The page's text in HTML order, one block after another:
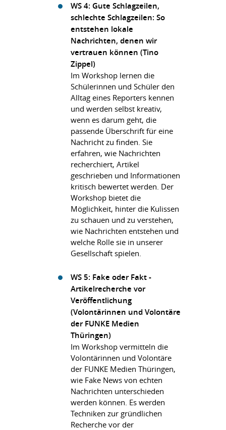
WS 4: Gute Schlagzeilen,
schlechte Schlagzeilen: So
entstehen lokale
Nachrichten, denen wir
vertrauen können (Tino
Zippel)
Im Workshop lernen die
Schülerinnen und Schüler den
Alltag eines Reporters kennen
und werden selbst kreativ,
wenn es darum geht, die
passende Überschrift für eine
Nachricht zu finden. Sie
erfahren, wie Nachrichten
recherchiert, Artikel
geschrieben und Informationen
kritisch bewertet werden. Der
Workshop bietet die
Möglichkeit, hinter die Kulissen
zu schauen und zu verstehen,
wie Nachrichten entstehen und
welche Rolle sie in unserer
Gesellschaft spielen.
WS 5: Fake oder Fakt -
Artikelrecherche vor
Veröffentlichung
(Volontärinnen und Volontäre
der FUNKE Medien
Thüringen)
Im Workshop vermitteln die
Volontärinnen und Volontäre
der FUNKE Medien Thüringen,
wie Fake News von echten
Nachrichten unterschieden
werden können. Es werden
Techniken zur gründlichen
Recherche vor der